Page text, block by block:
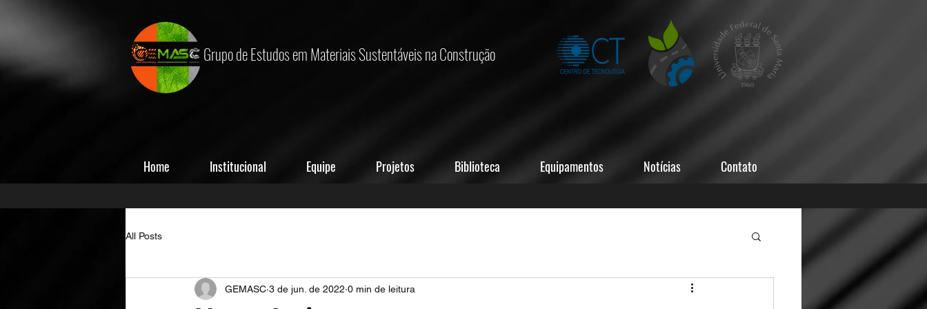
Grupo de Estudos em Materiais Sustentáveis na Construção
Home Institucional Equipe Projetos Biblioteca Equipamentos Notícias Contato
All Posts
GEMASC 3 de jun. de 2022 0 min de leitura